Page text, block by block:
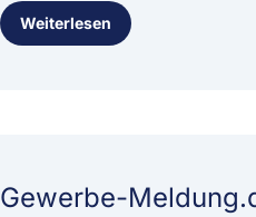
Weiterlesen
Gewerbe-